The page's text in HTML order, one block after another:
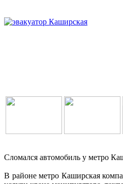
Сломался автомобиль у метро
В районе метро Каширская